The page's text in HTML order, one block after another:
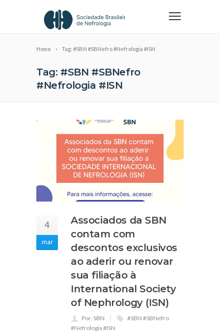
Home Tag: #SBN #SBNefro #Nefrologia #ISN
Tag: #SBN #SBNefro
#Nefrologia #ISN
4
mar
Associados da SBN
contam com
descontos exclusivos
ao aderir ou renovar
sua filiação à
International Society
of Nephrology (ISN)
Por: SBN
#SBN #SBNefro
#Nefrologia #ISN